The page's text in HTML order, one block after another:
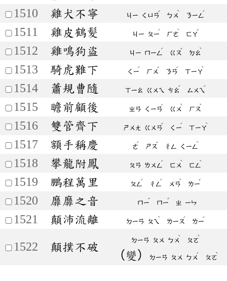
1510 雞犬不寧 ㄐㄧ ㄑㄩㄢ
ˇ
ㄅㄨ
ˋ
ㄋㄧㄥ
ˊ
1511 雞皮鶴髮 ㄐㄧ ㄆㄧ
ˊ
ㄏㄜ
ˋ
ㄈㄚ
ˇ
1512 雞鳴狗盜 ㄐㄧ ㄇㄧㄥ
ˊ
ㄍㄡ
ˇ
ㄉㄠ
ˋ
1513 騎虎難下 ㄑㄧ
ˊ
ㄏㄨ
ˇ
ㄋㄢ
ˊ
ㄒㄧㄚ
ˋ
1514 蕭規曹隨 ㄒㄧㄠ ㄍㄨㄟ ㄘㄠ
ˊ
ㄙㄨㄟ
ˊ
1515 瞻前顧後 ㄓㄢ ㄑㄧㄢ
ˊ
ㄍㄨ
ˋ
ㄏㄡ
ˋ
1516 雙管齊下 ㄕㄨㄤ ㄍㄨㄢ
ˇ
ㄑㄧ
ˊ
ㄒㄧㄚ
ˋ
1517 額手稱慶 ㄜ
ˊ
ㄕㄡ
ˇ
ㄔㄥ ㄑㄧㄥ
ˋ
1518 攀龍附鳳 ㄆㄢ ㄌㄨㄥ
ˊ
ㄈㄨ
ˋ
ㄈㄥ
ˋ
1519 鵬程萬里 ㄆㄥ
ˊ
ㄔㄥ
ˊ
ㄨㄢ
ˋ
ㄌㄧ
ˇ
1520 靡靡之音 ㄇㄧ
ˇ
ㄇㄧ
ˇ
ㄓ ㄧㄣ
1521 顛沛流離 ㄉㄧㄢ ㄆㄟ
ˋ
ㄌㄧㄡ
ˊ
ㄌㄧ
ˊ
1522 顛撲不破 ㄉㄧㄢ ㄆㄨ ㄅㄨ
ˋ
ㄆㄛ
ˋ
（變） ㄉㄧㄢ ㄆㄨ ㄅㄨ
ˊ
ㄆㄛ
ˋ